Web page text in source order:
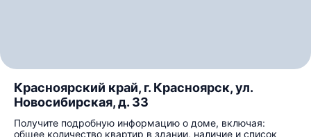
Красноярский край, г. Красноярск, ул.
Новосибирская, д. 33
Получите подробную информацию о доме, включая:
общее количество квартир в здании, наличие и список